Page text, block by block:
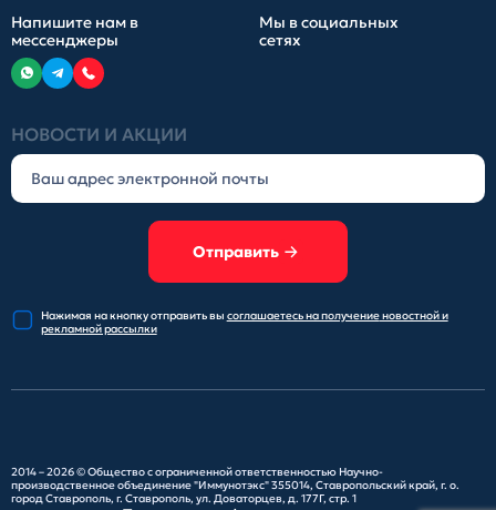
НОВОСТИ И АКЦИИ
Отправить
Нажимая на кнопку отправитьвы соглашаетесь на получениеновостной и
рекламной рассылки
Напишите нам в
мессенджеры
Мы в социальных
сетях
2014 – 2026 ©Общество с ограниченной ответственностью Научно-
производственное объединение "Иммунотэкс"355014, Ставропольский край, г. о.
город Ставрополь, г. Ставрополь, ул. Доваторцев, д. 177Г, стр. 1